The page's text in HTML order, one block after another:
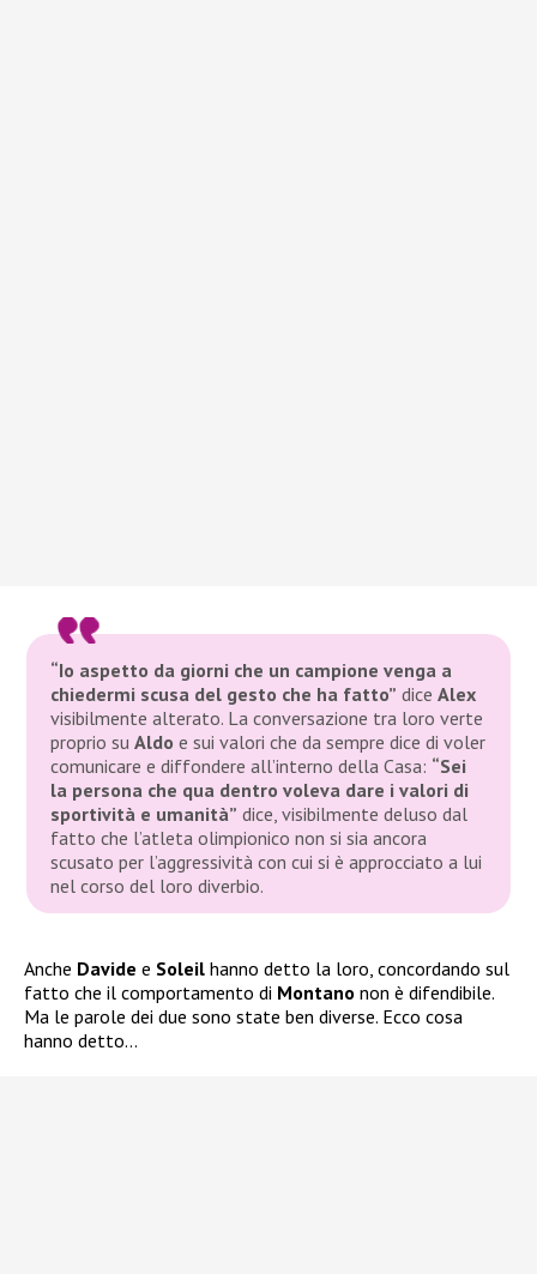
“Io aspetto da giorni che un campione venga a
chiedermi scusa del gesto che ha fatto” diceAlex
visibilmente alterato. La conversazione tra loro verte
proprio suAldoe sui valori che da sempre dice di voler
comunicare e diffondere all’interno della Casa: “Sei
la persona che qua dentro voleva dare i valori di
sportività e umanità” dice, visibilmente deluso dal
fatto che l’atleta olimpionico non si sia ancora
scusato per l’aggressività con cui si è approcciato a lui
nel corso del loro diverbio.
Anche Davide e Soleil hanno detto la loro, concordando sul
fatto che il comportamento di Montano non è difendibile.
Ma le parole dei due sono state ben diverse. Ecco cosa
hanno detto…